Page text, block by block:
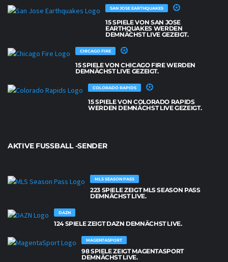
SAN JOSE EARTHQUAKES
15 SPIELE VON SAN JOSE
EARTHQUAKES WERDEN
DEMNÄCHST LIVE GEZEIGT.
CHICAGO FIRE
15 SPIELE VON CHICAGO FIRE WERDEN
DEMNÄCHST LIVE GEZEIGT.
COLORADO RAPIDS
15 SPIELE VON COLORADO RAPIDS
WERDEN DEMNÄCHST LIVE GEZEIGT.
AKTIVE FUSSBALL -SENDER
MLS SEASON PASS
223 SPIELE ZEIGT MLS SEASON PASS
DEMNÄCHST LIVE.
DAZN
124 SPIELE ZEIGT DAZN DEMNÄCHST LIVE.
MAGENTASPORT
98 SPIELE ZEIGT MAGENTASPORT
DEMNÄCHST LIVE.